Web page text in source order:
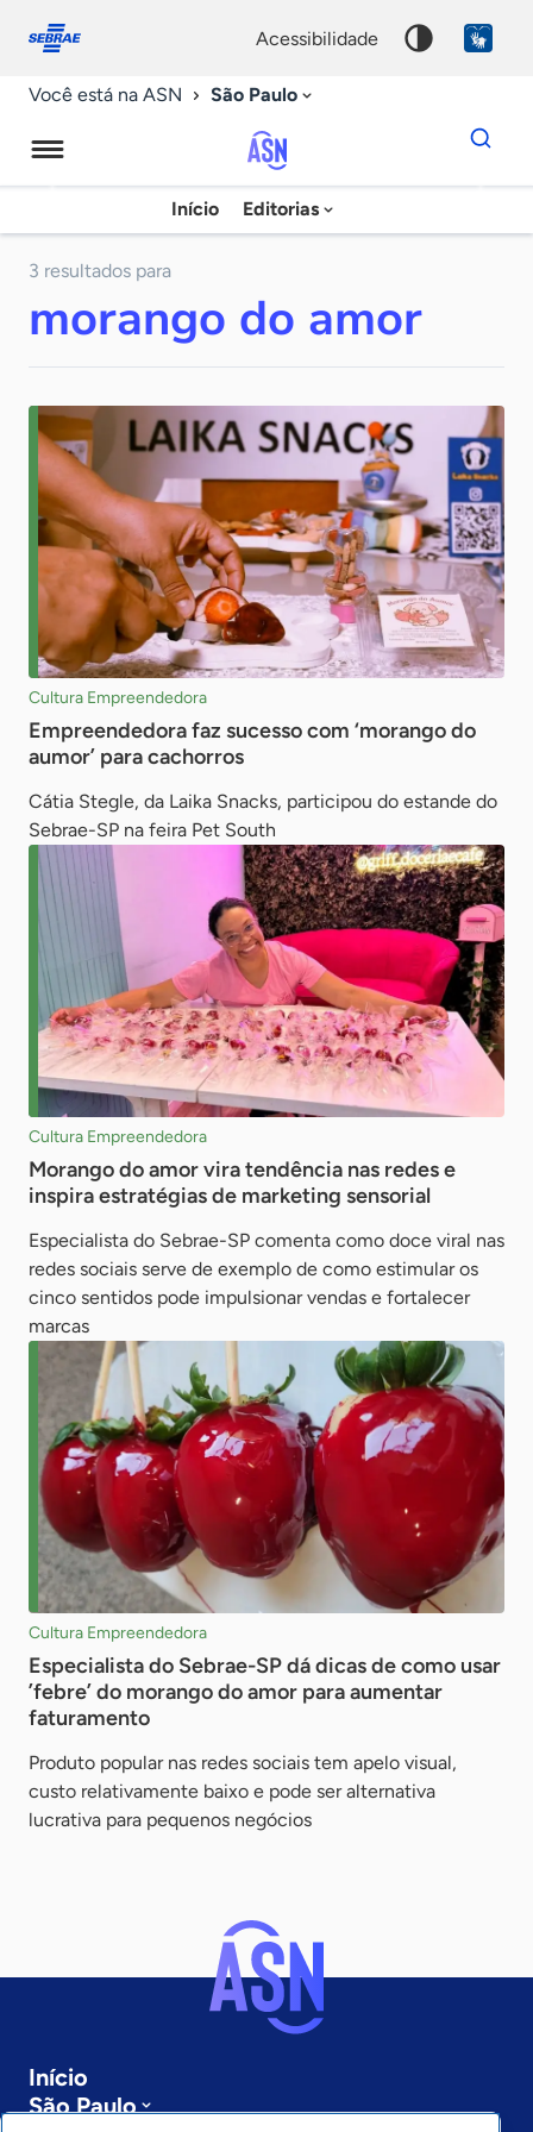
conosco
acessibilidade
Você está na ASN São Paulo
Agência
Sebrae
Notícias
Início Editorias
Dados
para
chave
3 resultados para
morango do amor
Cultura Empreendedora
Empreendedora faz sucesso com ‘morango do
aumor’ para cachorros
Cátia Stegle, da Laika Snacks, participou do estande do
Sebrae-SP na feira Pet South
Cultura Empreendedora
Morango do amor vira tendência nas redes e
inspira estratégias de marketing sensorial
Especialista do Sebrae-SP comenta como doce viral nas
redes sociais serve de exemplo de como estimular os
cinco sentidos pode impulsionar vendas e fortalecer
marcas
Cultura Empreendedora
Especialista do Sebrae-SP dá dicas de como usar
’febre’ do morango do amor para aumentar
faturamento
Produto popular nas redes sociais tem apelo visual,
custo relativamente baixo e pode ser alternativa
lucrativa para pequenos negócios
Início
São Paulo